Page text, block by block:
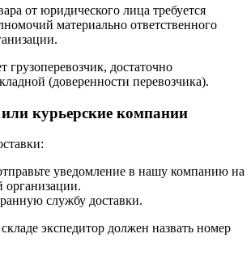
от юридического лица требуется
материально ответственного
грузоперевозчик, достаточно
(доверенности перевозчика).
курьерские компании
уведомление в нашу компанию на
организации.
службу доставки.
экспедитор должен назвать номер